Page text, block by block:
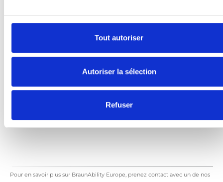
Tout autoriser
Autoriser la sélection
Refuser
Videos
À propos de nous
Sécurité Égale
Pour en savoir plus sur BraunAbility Europe, prenez contact avec un de nos